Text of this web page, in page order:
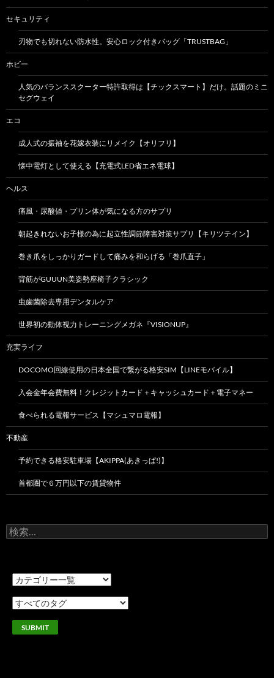
セキュリティ
刃物でも切れない防水性。安心ロック付きバッグ「TRUSTBAG」
ホビー
人気のバランススクーター特許取得は【チックスマート】だけ。話題のミニ
セグウェイ
エコ
成人式の振袖を花嫁衣装にリメイク【オリフリ】
懐中電灯として使える【充電式LED省エネ電球】
ヘルス
痛風・尿酸値・プリン体が気になる方のサプリ
朝起きれないお子様の為に起立性調節障害対策サプリ【キリツテイン】
巻き爪をしっかりガードして痛みを和らげる「巻爪直子」
背筋がGUUUN美姿勢座椅子クラシック
虫歯菌除去専用デンタルケア
世界初の動体視力トレーニングメガネ『VISIONUP』
充実ライフ
DOCOMO回線使用の日本全国で繋がる格安SIM【LINEモバイル】
入会金年会費無料！クレジットカード＋キャッシュカード＋電子マネー
食べられる電報サービス【マシュマロ電報】
不動産
予約できる格安駐車場【AKIPPA(あきっぱ!)】
首都圏で６万円以下の賃貸物件
検
索: